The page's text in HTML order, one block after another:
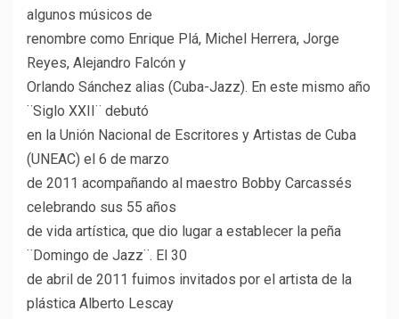
algunos músicos de
renombre como Enrique Plá, Michel Herrera, Jorge
Reyes, Alejandro Falcón y
Orlando Sánchez alias (Cuba-Jazz). En este mismo año
¨Siglo XXII¨ debutó
en la Unión Nacional de Escritores y Artistas de Cuba
(UNEAC) el 6 de marzo
de 2011 acompañando al maestro Bobby Carcassés
celebrando sus 55 años
de vida artística, que dio lugar a establecer la peña
¨Domingo de Jazz¨. El 30
de abril de 2011 fuimos invitados por el artista de la
plástica Alberto Lescay